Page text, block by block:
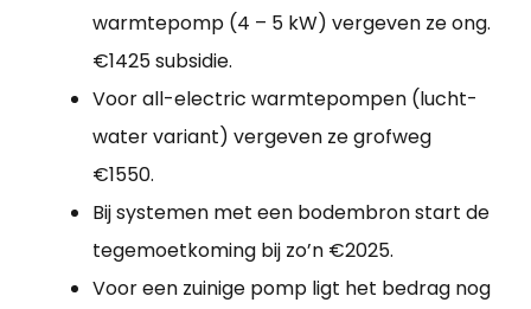
warmtepomp (4 – 5 kW) vergeven ze ong.
€1425 subsidie.
Voor all-electric warmtepompen (lucht-
water variant) vergeven ze grofweg
€1550.
Bij systemen met een bodembron start de
tegemoetkoming bij zo’n €2025.
Voor een zuinige pomp ligt het bedrag nog